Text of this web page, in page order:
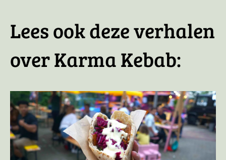
Lees ook deze verhalen
over Karma Kebab: